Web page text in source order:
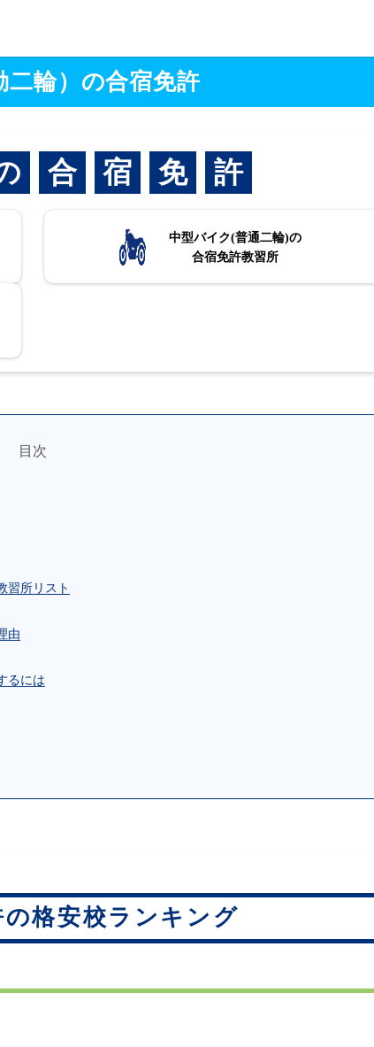
二輪）の合宿免許
合 宿 免 許
中型バイク(普通二輪)の
合宿免許教習所
目次
習所リスト
由
るには
格安校ランキング